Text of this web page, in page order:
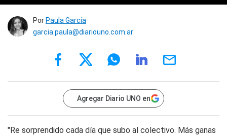
Por Paula García
garcia.paula@diariouno.com.ar
Agregar Diario UNO en
"Re sorprendido cada día que subo al colectivo. Más ganas